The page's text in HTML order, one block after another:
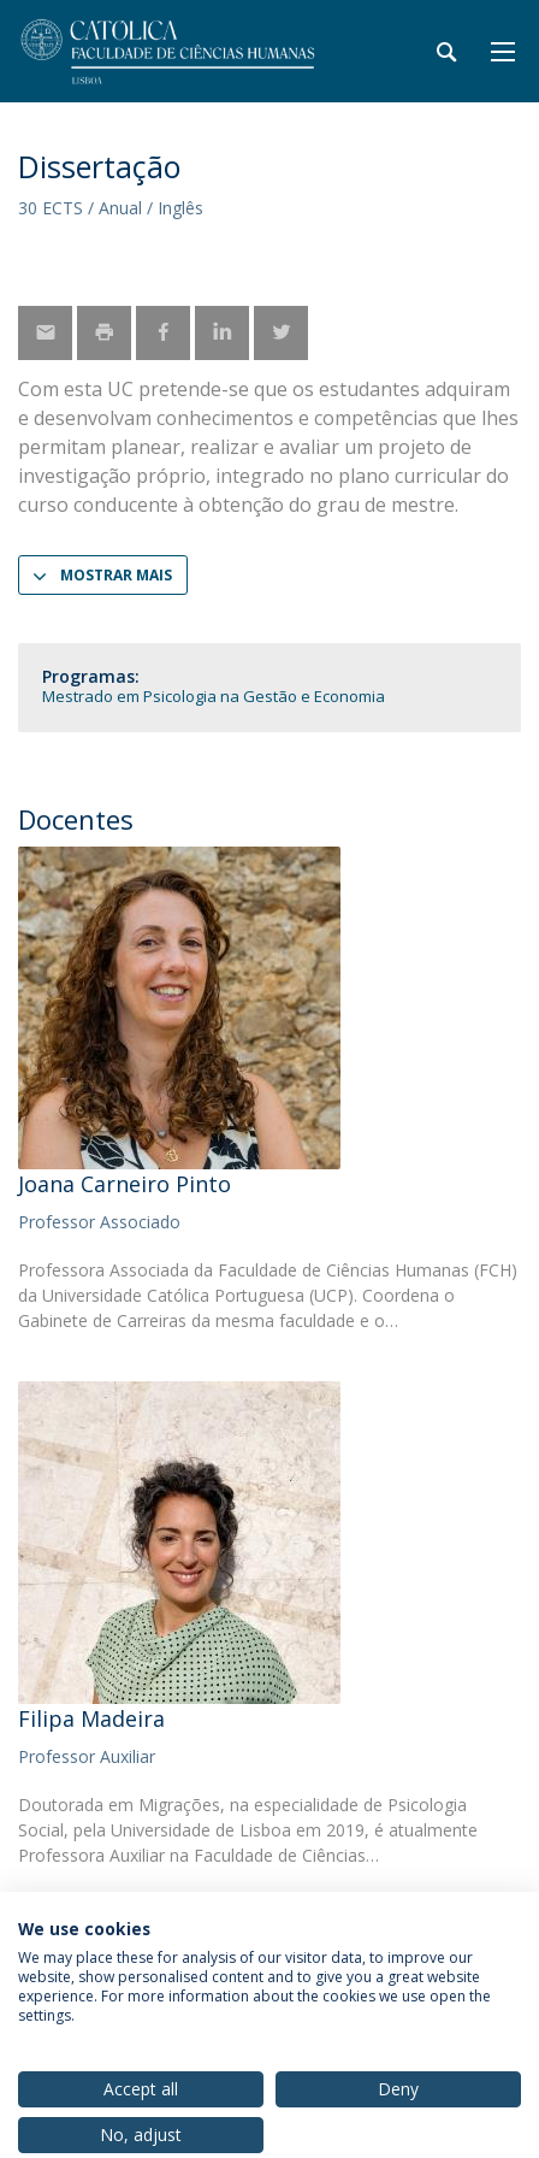
Dissertação
30 ECTS / Anual / Inglês
Com esta UC pretende-se que os estudantes adquiram
e desenvolvam conhecimentos e competências que lhes
permitam planear, realizar e avaliar um projeto de
investigação próprio, integrado no plano curricular do
curso conducente à obtenção do grau de mestre.
MOSTRAR MAIS
Programas:
Mestrado em Psicologia na Gestão e Economia
Docentes
Joana Carneiro Pinto
Professor Associado
Professora Associada da Faculdade de Ciências Humanas (FCH)
da Universidade Católica Portuguesa (UCP). Coordena o
Gabinete de Carreiras da mesma faculdade e o…
Filipa Madeira
Professor Auxiliar
Doutorada em Migrações, na especialidade de Psicologia
Social, pela Universidade de Lisboa em 2019, é atualmente
Professora Auxiliar na Faculdade de Ciências…
Política de Privacidade
Termos & Condições
© 2026 Universidade Católica Portuguesa
We use cookies
We may place these for analysis of our visitor data, to improve our
website, show personalised content and to give you a great website
experience. For more information about the cookies we use open the
settings.
Accept all
Deny
No, adjust